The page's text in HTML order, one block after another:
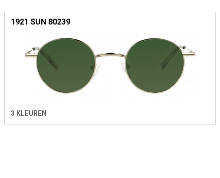
1921 SUN 80239
3 KLEUREN